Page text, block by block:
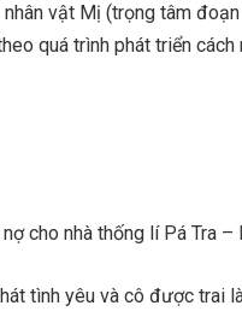
nhân vật Mị (trọng tâm
quá trình phát triển cách
cho nhà thống lí Pá Tra
tình yêu và cô được trai